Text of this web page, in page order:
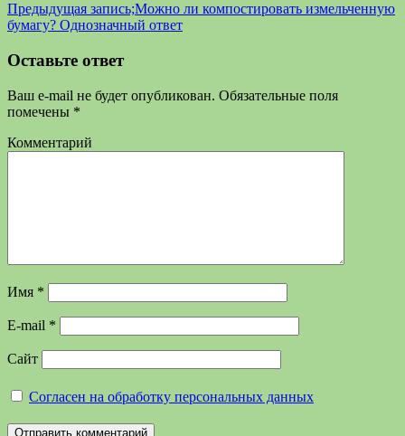
Предыдущая запись;Можно ли компостировать измельченную
бумагу? Однозначный ответ
Оставьте ответ
Ваш e-mail не будет опубликован. Обязательные поля
помечены *
Комментарий
Имя *
E-mail *
Сайт
Согласен на обработку персональных данных